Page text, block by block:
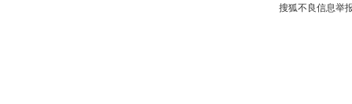
搜狐不良信息举